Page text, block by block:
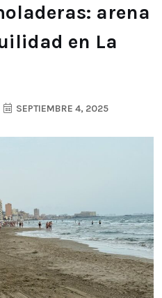
arena
en La
SEPTIEMBRE 4, 2025